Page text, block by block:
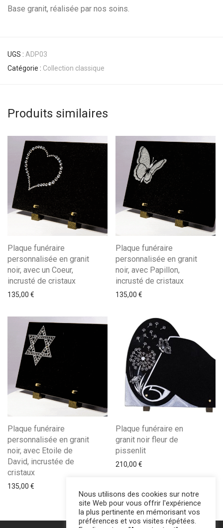
Base granit, réalisée par nos soins.
UGS : ADP03
Catégorie : Collection classique
Produits similaires
Plaque funéraire
personnalisée en granit
noir, avec un Coeur,
incrusté de cristaux
135,00 €
Plaque funéraire
personnalisée en granit
noir, avec Papillon,
incrusté de cristaux
135,00 €
Plaque funéraire
personnalisée en granit
noir, avec Etoile de
David, incrustée de
cristaux
135,00 €
Plaque funéraire en
granit noir fleur de
pissenlit
210,00 €
Nous utilisons des cookies sur notre
site Web pour vous offrir l'expérience
la plus pertinente en mémorisant vos
préférences et vos visites répétées.